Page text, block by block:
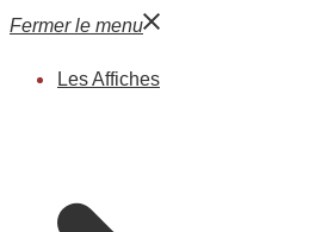
Fermer le menu
Les Affiches